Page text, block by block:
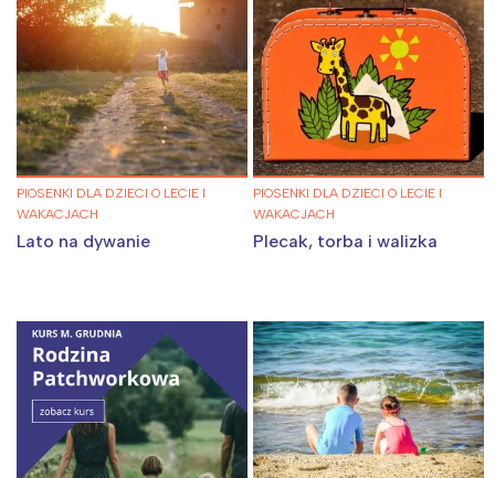
PIOSENKI DLA DZIECI O LECIE I
WAKACJACH
Lato na dywanie
PIOSENKI DLA DZIECI O LECIE I
WAKACJACH
Plecak, torba i walizka